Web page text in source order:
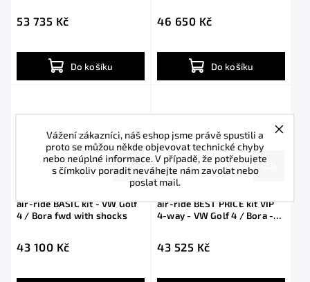
Vážení zákazníci, náš eshop jsme právě spustili a
proto se můžou někde objevovat technické chyby
nebo neúplné informace. V případě, že potřebujete
s čímkoliv poradit neváhejte nám zavolat nebo
poslat mail.
53 735 Kč
Do košíku
46 650 Kč
Do košíku
air-ride BASIC kit - VW Golf
4 / Bora fwd with shocks
43 100 Kč
air-ride BEST PRICE kit VIP
4-way - VW Golf 4 / Bora -
43 525 Kč